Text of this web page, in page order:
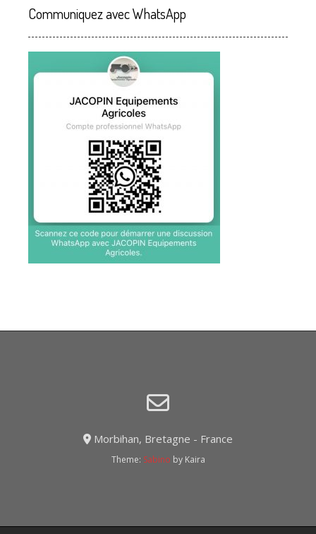
Communiquez avec WhatsApp
Morbihan, Bretagne - France
Theme: Sabino by Kaira